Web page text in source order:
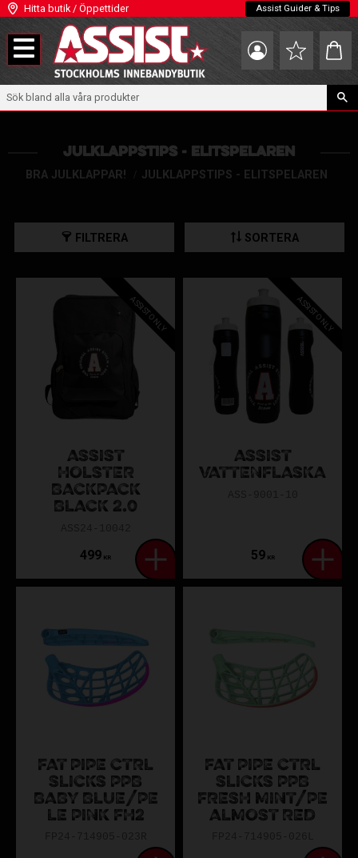
Meny
Hitta butik / Öppettider Assist Guider & Tips
Favoriter
JULKLAPPSTIPS - ELITSPELAREN
BRA JULKLAPPAR! JULKLAPPSTIPS - ELITSPELAREN
FILTRERA SORTERA
ASSIST
HOLSTER
BACKPACK
BLACK 2.0
499 KR
ASSIST ONLY
ASSIST
VATTENFLASKA
59KR
ASSIST ONLY
FAT PIPE CTRL
SLICKS PPB
BABY BLUE/PE
LE PINK FH2
FAT PIPE CTRL
SLICKS PPB
FRESH MINT/PE
ALMOST RED